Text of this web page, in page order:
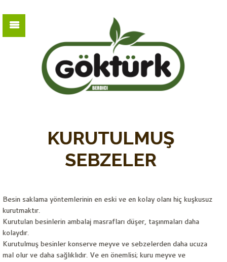
KURUTULMUŞ
SEBZELER
Besin saklama yöntemlerinin en eski ve en kolay olanı hiç kuşkusuz
kurutmaktır.
Kurutulan besinlerin ambalaj masrafları düşer, taşınmaları daha
kolaydır.
Kurutulmuş besinler konserve meyve ve sebzelerden daha ucuza
mal olur ve daha sağlıklıdır. Ve en önemlisi; kuru meyve ve